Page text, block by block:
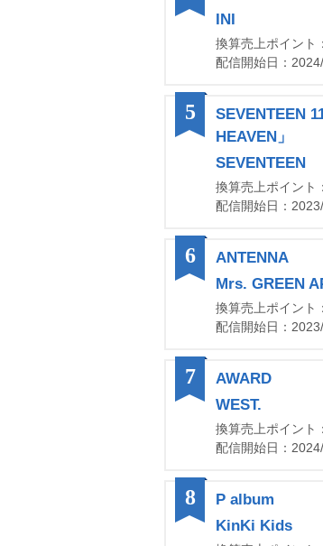
INI
換算売上ポイント
配信開始日：
SEVENTEEN
HEAVEN」
SEVENTEEN
換算売上ポイント
配信開始日：
5
ANTENNA
Mrs. GREEN
換算売上ポイント
配信開始日：
6
AWARD
WEST.
換算売上ポイント
配信開始日：
7
P album
KinKi Kids
8